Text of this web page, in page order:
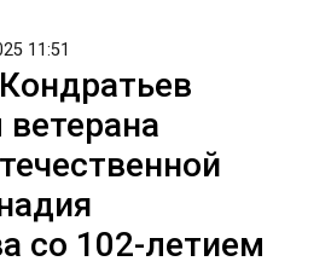
11:51
со 102-летием